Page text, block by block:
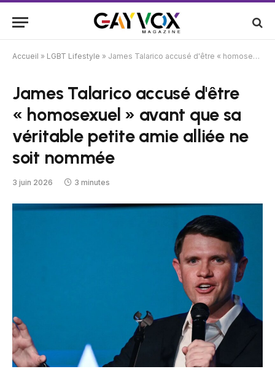
Accueil » LGBT Lifestyle » James Talarico accusé d'être « homosexuel » avant que sa véritable petite amie alliée ne soit nommée
James Talarico accusé d'être
« homosexuel » avant que sa
véritable petite amie alliée ne
soit nommée
3 juin 2026 3 minutes